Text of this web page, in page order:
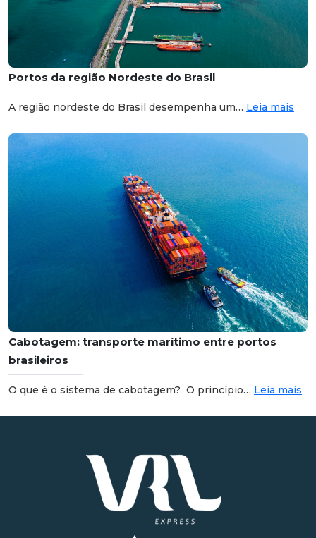
Portos da região Nordeste do Brasil
A região nordeste do Brasil desempenha um… Leia mais
Cabotagem: transporte marítimo entre portos
brasileiros
O que é o sistema de cabotagem? O princípio… Leia mais